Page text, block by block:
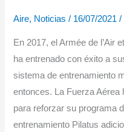
Aire, Noticias / 16/07/2021/
En 2017, el Armée de l’Air
ha entrenado con éxito a
sistema de entrenamiento
entonces. La Fuerza Aérea
para reforzar su programa
entrenamiento Pilatus